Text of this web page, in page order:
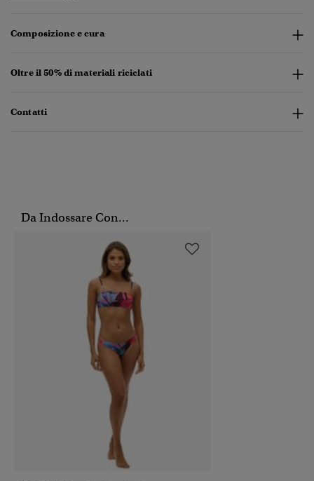
Composizione e cura
Oltre il 50% di materiali riciclati
Contatti
Da Indossare Con...